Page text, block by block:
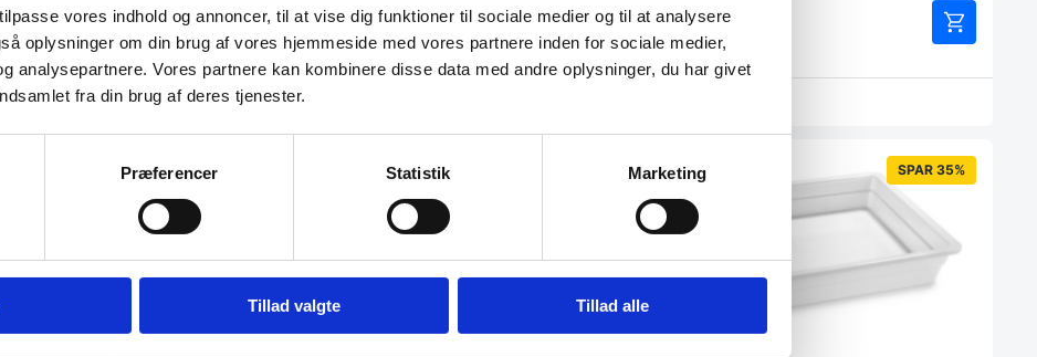
vores indhold og annoncer, til at vise dig funktioner til sociale medier og til at analysere
oplysninger om din brug af vores hjemmeside med vores partnere inden for sociale medier,
analysepartnere. Vores partnere kan kombinere disse data med andre oplysninger, du har givet
fra din brug af deres tjenester.
Præferencer Statistik Marketing
Tillad valgte Tillad alle
DKK
DKK
/ stk.
prismatcher
15,56DKK
39,95DKK
/ stk. 79,95
SPAR 46% SPAR 35%